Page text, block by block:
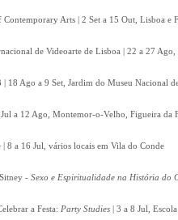
Arts | 2 Set a 15 Out, Lisboa e
de Videoarte de Lisboa | 22 a 27
| 18 Ago a 9 Set, Jardim do Museu Nacional
a 12 Ago, Montemor-o-Velho, Figueira da
| 8 a 16 Jul, vários locais em Vila do Conde
- Sexo e Espiritualidade na História do
a Festa: Party Studies | 3 a 8 Jul,